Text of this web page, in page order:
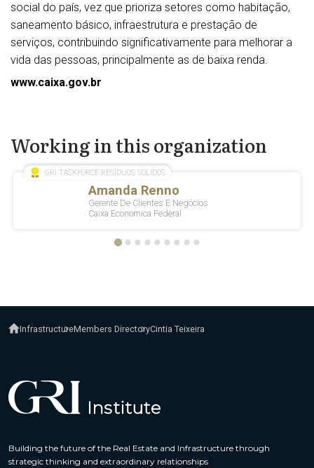
social do país, vez que prioriza setores como habitação,
saneamento básico, infraestrutura e prestação de
serviços, contribuindo significativamente para melhorar a
vida das pessoas, principalmente as de baixa renda.
www.caixa.gov.br
Working in this organization
InfrastructureMembers DirectoryCintia Teixeira
Building the future of the Real Estate and Infrastructure through
strategic thinking and extraordinary relationships